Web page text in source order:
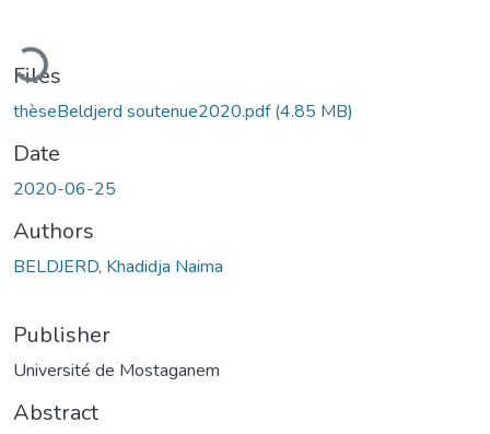
Loading...
Files
thèseBeldjerd soutenue2020.pdf(4.85 MB)
Date
2020-06-25
Authors
BELDJERD, Khadidja Naima
Publisher
Université de Mostaganem
Abstract